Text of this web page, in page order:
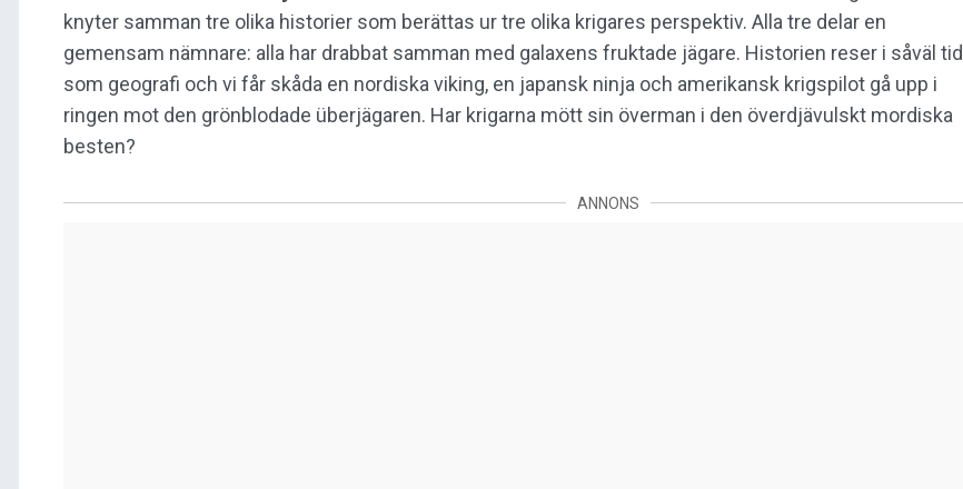
knyter samman tre olika historier som berättas ur tre olika krigares perspektiv. Alla tre delar en
gemensam nämnare: alla har drabbat samman med galaxens fruktade jägare. Historien reser i såväl tid
som geografi och vi får skåda en nordiska viking, en japansk ninja och amerikansk krigspilot gå upp i
ringen mot den grönblodade überjägaren. Har krigarna mött sin överman i den överdjävulskt mordiska
besten?
ANNONS